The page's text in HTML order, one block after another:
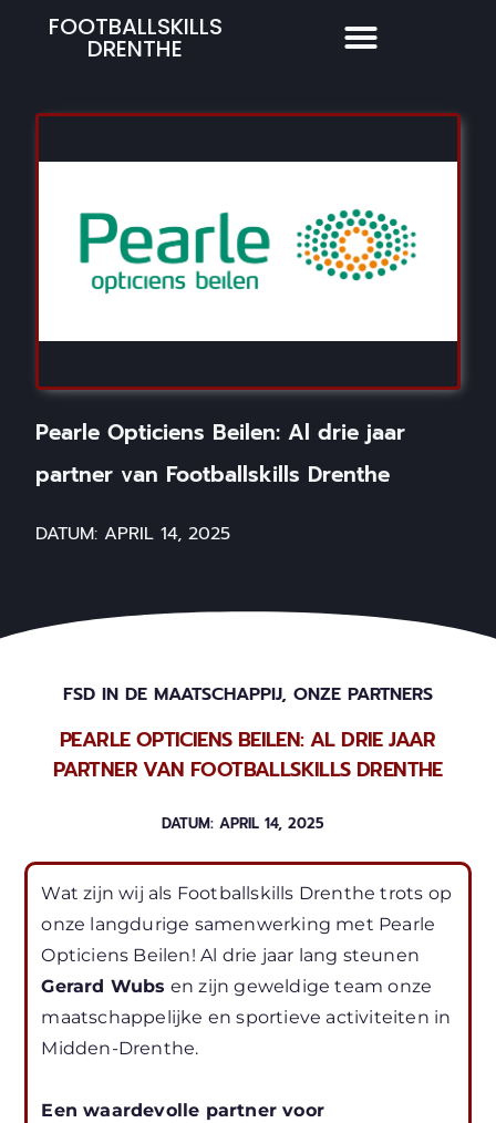
FOOTBALLSKILLS
DRENTHE
Pearle Opticiens Beilen: Al drie jaar
partner van Footballskills Drenthe
DATUM: APRIL 14, 2025
FSD IN DE MAATSCHAPPIJ, ONZE PARTNERS
PEARLE OPTICIENS BEILEN: AL DRIE JAAR
PARTNER VAN FOOTBALLSKILLS DRENTHE
DATUM: APRIL 14, 2025
Wat zijn wij als Footballskills Drenthe trots op
onze langdurige samenwerking met Pearle
Opticiens Beilen! Al drie jaar lang steunen
Gerard Wubs en zijn geweldige team onze
maatschappelijke en sportieve activiteiten in
Midden-Drenthe.
Een waardevolle partner voor